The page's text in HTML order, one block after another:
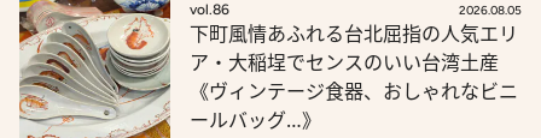
vol.86 2026.08.05
下町風情あふれる台北屈指の人気エリ
ア・大稲埕でセンスのいい台湾土産
《ヴィンテージ食器、おしゃれなビニ
ールバッグ…》